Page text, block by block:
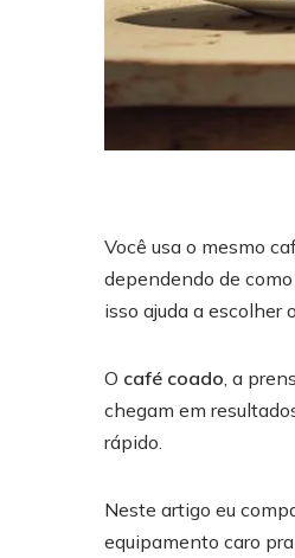
Você usa o mesmo
dependendo de
isso ajuda a escolher
O café coado, a
chegam em
rápido.
Neste artigo eu
equipamento caro